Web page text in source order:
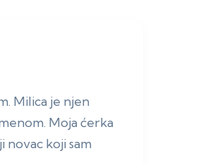
Milica je njen
Moja ćerka
novac koji sam